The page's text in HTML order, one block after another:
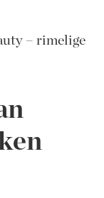
– rimelige